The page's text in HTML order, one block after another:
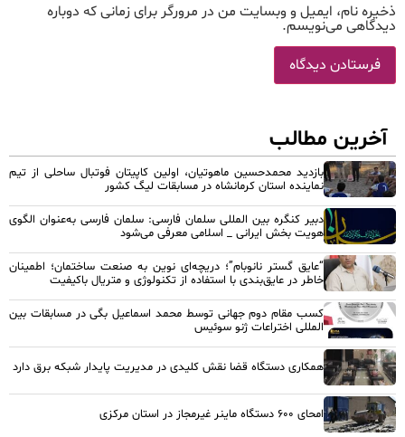
ذخیره نام، ایمیل و وبسایت من در مرورگر برای زمانی که دوباره
دیدگاهی می‌نویسم.
آخرین مطالب
بازدید محمدحسین ماهوتیان، اولین کاپیتان فوتبال ساحلی از تیم
نماینده استان کرمانشاه در مسابقات لیگ کشور
دبیر کنگره بین المللی سلمان فارسی: سلمان فارسی به‌عنوان الگوی
هویت بخش ایرانی _ اسلامی معرفی می‌شود
“عایق گستر نانوبام”؛ دریچه‌ای نوین به صنعت ساختمان؛ اطمینان
خاطر در عایق‌بندی با استفاده از تکنولوژی و متریال باکیفیت
کسب مقام دوم جهانی توسط محمد اسماعیل بگی در مسابقات بین
المللی اختراعات ژنو سوئیس
همکاری دستگاه قضا نقش کلیدی در مدیریت پایدار شبکه برق دارد
امحای ۶۰۰ دستگاه ماینر غیرمجاز در استان مرکزی